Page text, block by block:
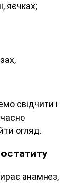
яєчках;
свідчити і
огляд.
анамнез,